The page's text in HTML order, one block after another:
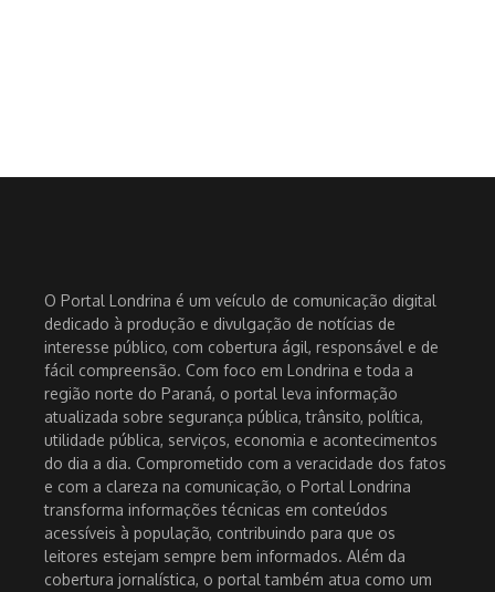
O Portal Londrina é um veículo de comunicação digital
dedicado à produção e divulgação de notícias de
interesse público, com cobertura ágil, responsável e de
fácil compreensão. Com foco em Londrina e toda a
região norte do Paraná, o portal leva informação
atualizada sobre segurança pública, trânsito, política,
utilidade pública, serviços, economia e acontecimentos
do dia a dia. Comprometido com a veracidade dos fatos
e com a clareza na comunicação, o Portal Londrina
transforma informações técnicas em conteúdos
acessíveis à população, contribuindo para que os
leitores estejam sempre bem informados. Além da
cobertura jornalística, o portal também atua como um